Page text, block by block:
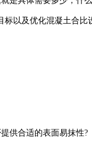
以及优化混凝土合比
供合适的表面易抹性?